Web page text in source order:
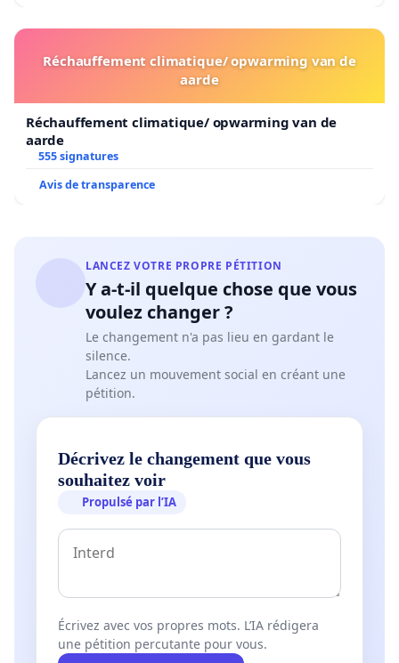
Réchauffement climatique/ opwarming van de
aarde
Réchauffement climatique/ opwarming van de
aarde
555 signatures
Avis de transparence
LANCEZ VOTRE PROPRE PÉTITION
Y a-t-il quelque chose que vous
voulez changer ?
Le changement n'a pas lieu en gardant le
silence.
Lancez un mouvement social en créant une
pétition.
Décrivez le changement que vous
souhaitez voir
Propulsé par l’IA
Écrivez avec vos propres mots. L’IA rédigera
une pétition percutante pour vous.